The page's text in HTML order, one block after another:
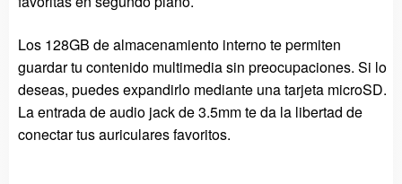
Los 128GB de almacenamiento interno te permiten
guardar tu contenido multimedia sin preocupaciones. Si lo
deseas, puedes expandirlo mediante una tarjeta microSD.
La entrada de audio jack de 3.5mm te da la libertad de
conectar tus auriculares favoritos.